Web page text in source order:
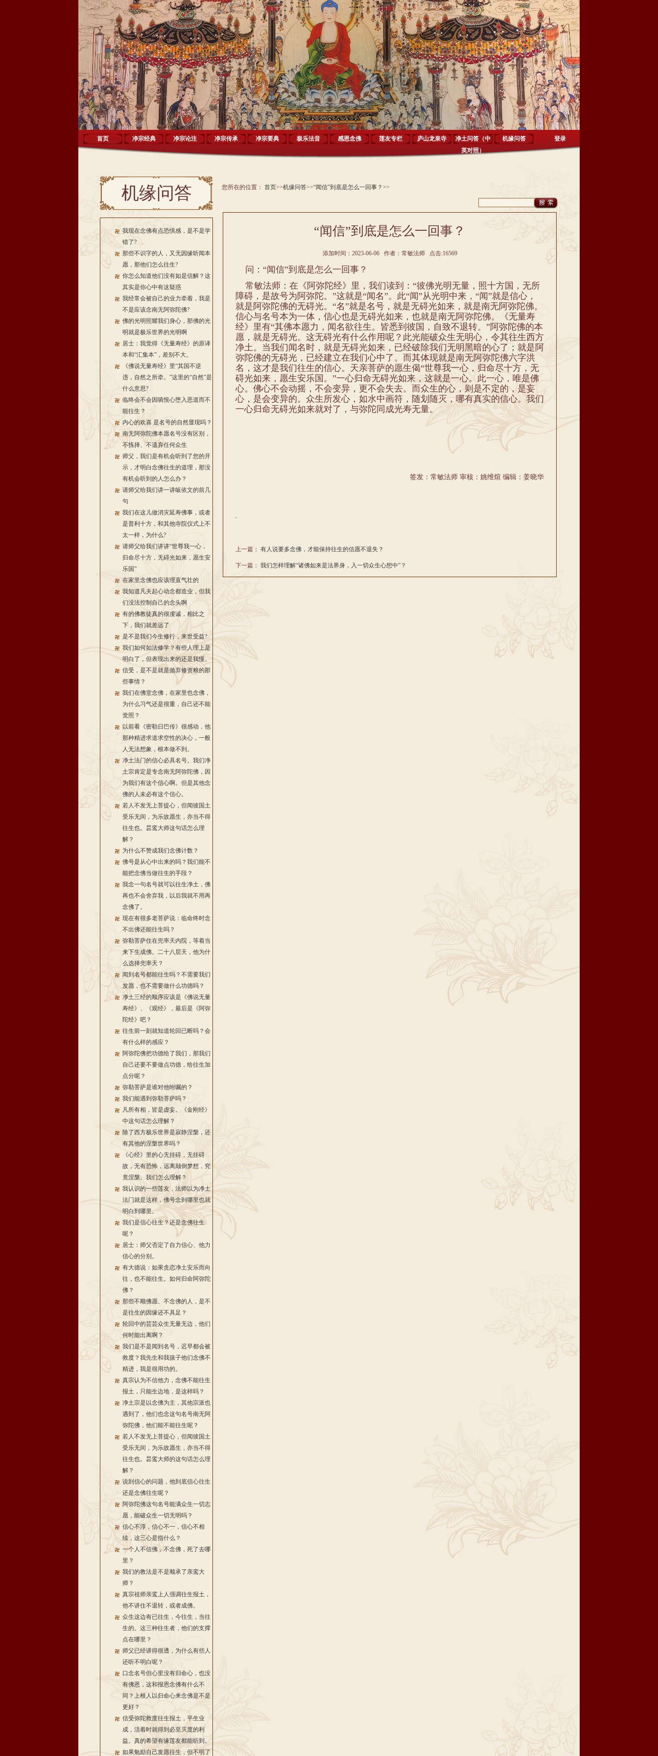
首页 净宗经典 净宗论注 净宗传承 净宗要典 极乐法音 感恩念佛 莲友专栏 庐山龙泉寺
净土问答（中
英对照）
机缘问答 登录
机缘问答
我现在念佛有点恐惧感，是不是学
错了?
那些不识字的人，又无因缘听闻本
愿，那他们怎么往生?
你怎么知道他们没有如是信解？这
其实是你心中有这疑惑
我经常会被自己的业力牵着，我是
不是应该念南无阿弥陀佛?
佛的光明照耀我们身心，那佛的光
明就是极乐世界的光明啊
居士：我觉得《无量寿经》的原译
本和“汇集本”，差别不大。
《佛说无量寿经》里“其国不逆
违，自然之所牵。”这里的“自然”是
什么意思?
临终会不会因嗔恨心堕入恶道而不
能往生？
内心的欢喜 是名号的自然显现吗？
南无阿弥陀佛本愿名号没有区别，
不拣择、不遗弃任何众生
师父，我们是有机会听到了您的开
示，才明白念佛往生的道理，那没
有机会听到的人怎么办？
请师父给我们讲一讲皈依文的前几
句
我们在这儿做消灾延寿佛事，或者
是普利十方，和其他寺院仪式上不
太一样，为什么?
请师父给我们讲讲“世尊我一心，
归命尽十方，无碍光如来，愿生安
乐国”
在家里念佛也应该理直气壮的
我知道凡夫起心动念都造业，但我
们没法控制自己的念头啊
有的佛教徒真的很虔诚，相比之
下，我们就差远了
是不是我们今生修行，来世受益?
我们如何如法修学？有些人理上是
明白了，但表现出来的还是我慢。
信受，是不是就是抛弃修资粮的那
些事情？
我们在佛堂念佛，在家里也念佛，
为什么习气还是很重，自己还不能
觉照？
以前看《密勒日巴传》很感动，他
那种精进求道求空性的决心，一般
人无法想象，根本做不到。
净土法门的信心必具名号。我们净
土宗肯定是专念南无阿弥陀佛，因
为我们有这个信心啊。但是其他念
佛的人未必有这个信心。
若人不发无上菩提心，但闻彼国土
受乐无间，为乐故愿生，亦当不得
往生也。昙鸾大师这句话怎么理
解？
为什么不赞成我们念佛计数？
佛号是从心中出来的吗？我们能不
能把念佛当做往生的手段？
我念一句名号就可以往生净土，佛
再也不会舍弃我，以后我就不用再
念佛了。
现在有很多老菩萨说：临命终时念
不出佛还能往生吗？
弥勒菩萨住在兜率天内院，等着当
来下生成佛。二十八层天，他为什
么选择兜率天？
闻到名号都能往生吗？不需要我们
发愿，也不需要做什么功德吗？
净土三经的顺序应该是《佛说无量
寿经》、《观经》，最后是《阿弥
陀经》吧？
往生前一刻就知道轮回已断吗？会
有什么样的感应？
阿弥陀佛把功德给了我们，那我们
自己还要不要做点功德，给往生加
点分呢？
弥勒菩萨是谁对他咐嘱的？
我们能遇到弥勒菩萨吗？
凡所有相，皆是虚妄。《金刚经》
中这句话怎么理解？
除了西方极乐世界是寂静涅槃，还
有其他的涅槃世界吗？
《心经》里的心无挂碍，无挂碍
故，无有恐怖，远离颠倒梦想，究
竟涅槃。我们怎么理解？
我认识的一些莲友，法师以为净土
法门就是这样，佛号念到哪里也就
明白到哪里。
我们是信心往生？还是念佛往生
呢？
居士：师父否定了自力信心、他力
信心的分别。
有大德说：如果贪恋净土安乐而向
往，也不能往生。如何归命阿弥陀
佛？
那些不顺佛愿、不念佛的人，是不
是往生的因缘还不具足？
轮回中的芸芸众生无量无边，他们
何时能出离啊？
我们是不是闻到名号，迟早都会被
救度？我先生和我孩子他们念佛不
精进，我是很用功的。
真宗认为不信他力，念佛不能往生
报土，只能生边地，是这样吗？
净土宗是以念佛为主，其他宗派也
遇到了，他们也念这句名号南无阿
弥陀佛，他们能不能往生呢？
若人不发无上菩提心，但闻彼国土
受乐无间，为乐故愿生，亦当不得
往生也。昙鸾大师的这句话怎么理
解？
说到信心的问题，他到底信心往生
还是念佛往生呢？
阿弥陀佛这句名号能满众生一切志
愿，能破众生一切无明吗？
信心不淳，信心不一，信心不相
续，这三心是指什么？
一个人不信佛，不念佛，死了去哪
里？
我们的教法是不是顺承了亲鸾大
师？
真宗祖师亲鸾上人强调往生报土，
他不讲住不退转，或者成佛。
众生这边有已往生，今往生，当往
生的。这三种往生者，他们的支撑
点在哪里？
师父已经讲得很透，为什么有些人
还听不明白呢？
口念名号但心里没有归命心，也没
有佛恩，这和报恩念佛有什么不
同？上根人以归命心来念佛是不是
更好？
信受弥陀救度往生报土，平生业
成，活着时就得到必至灭度的利
益。真的希望有缘莲友都能听到。
如果勉励自己发愿往生，但不明了
您所在的位置： 首页>>机缘问答>>“闻信”到底是怎么一回事？ >>
“闻信”到底是怎么一回事？
添加时间：2023-06-06 作者：常敏法师 点击:16569
问：“闻信”到底是怎么一回事？
常敏法师：在《阿弥陀经》里，我们读到：“彼佛光明无量，照十方国，无所
障碍，是故号为阿弥陀。”这就是“闻名”。此“闻”从光明中来，“闻”就是信心，
就是阿弥陀佛的无碍光。“名”就是名号，就是无碍光如来，就是南无阿弥陀佛。
信心与名号本为一体，信心也是无碍光如来，也就是南无阿弥陀佛。《无量寿
经》里有“其佛本愿力，闻名欲往生。皆悉到彼国，自致不退转。”阿弥陀佛的本
愿，就是无碍光。这无碍光有什么作用呢？此光能破众生无明心，令其往生西方
净土。当我们闻名时，就是无碍光如来，已经破除我们无明黑暗的心了；就是阿
弥陀佛的无碍光，已经建立在我们心中了。而其体现就是南无阿弥陀佛六字洪
名，这才是我们往生的信心。天亲菩萨的愿生偈“世尊我一心，归命尽十方，无
碍光如来，愿生安乐国。”一心归命无碍光如来，这就是一心。此一心，唯是佛
心。佛心不会动摇，不会变异，更不会失去。而众生的心，则是不定的，是妄
心，是会变异的。众生所发心，如水中画符，随划随灭，哪有真实的信心。我们
一心归命无碍光如来就对了，与弥陀同成光寿无量。
签发：常敏法师 审核：姚维煊 编辑：姜晓华
'
上一篇： 有人说要多念佛，才能保持往生的信愿不退失？
下一篇： 我们怎样理解“诸佛如来是法界身，入一切众生心想中”？